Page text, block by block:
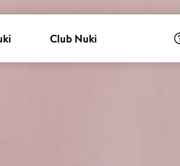
Club Nuki